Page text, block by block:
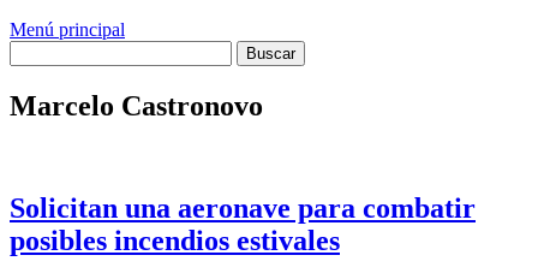
Menú principal
Marcelo Castronovo
Solicitan una aeronave para combatir
posibles incendios estivales